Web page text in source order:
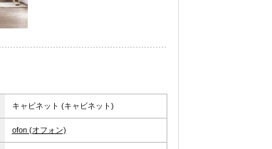
キャビネット (キャビネット)
ofon (オフォン)